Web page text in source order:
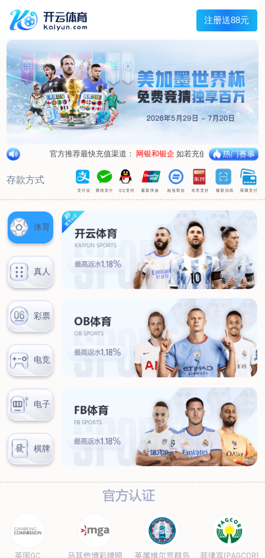
Menu
网站首页
关于我们
产品中心
荣誉资质
厂区设备
人才招聘
新闻中心
销售网点